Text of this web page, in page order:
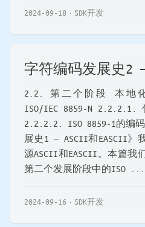
2024-09-18 SDK开发
字符编码发展史2
2.2. 第二个阶段 本地
ISO/IEC 8859-N 2.2.2.1.
2.2.2.2. ISO 8859-1的编
展史1 — ASCII和EASCII》
源ASCII和EASCII。本篇我
第二个发展阶段中的ISO ...
2024-09-16 SDK开发